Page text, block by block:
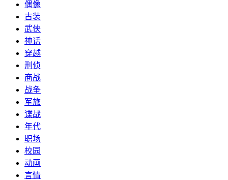
偶像
古装
武侠
神话
穿越
刑侦
商战
战争
军旅
谍战
年代
职场
校园
动画
言情